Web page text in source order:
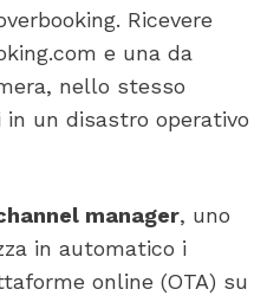
Ricevere
e una da
nello stesso
un disastro operativo
manager, uno
in automatico i
online (OTA) su